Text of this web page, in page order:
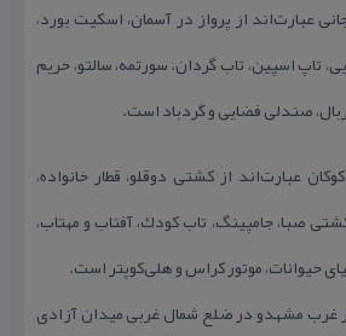
عبارت‌اند از پرواز در آسمان، اسكیت بورد،
تاپ اسپین، تاب گردان، سورتمه، سالتو، حریم
صندلی فضایی و گردباد است.
عبارت‌اند از كشتی دوقلو، قطار خانواده،
صبا، جامپینگ، تاب كودك، آفتاب و مهتاب،
حیوانات، موتور كراس و هلی‌كوپتر است.
غرب مشهدو در ضلع شمال غربی میدان آزادی